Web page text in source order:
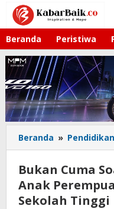
Lewati
konten
Beranda Peristiwa
Beranda » Pendidikan
Bukan Cuma
Anak
Sekolah Tinggi